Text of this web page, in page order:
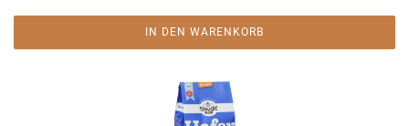
IN DEN WARENKORB